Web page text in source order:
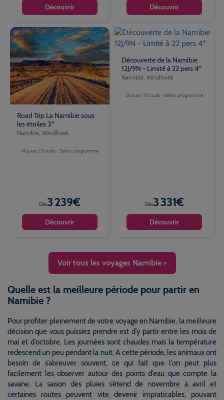
Découvrir Découvrir
Road Trip La Namibie sous
les étoiles 3*
Namibie, Windhoek
14 jours / 13 nuits - Selon programme
Dès3 239€
Découvrir
Découverte de la Namibie
12J/9N - Limité à 22 pers 4*
Namibie, Windhoek
12 jours / 10 nuits - Selon programme
Dès3 331€
Découvrir
Voir tous les voyages Namibie >
Quelle est la meilleure période pour partir en
Namibie ?
Pour profiter pleinement de votre voyage en Namibie, la meilleure
décision que vous puissiez prendre est d’y partir entre les mois de
mai et d’octobre. Les journées sont chaudes mais la température
redescend un peu pendant la nuit. A cette période, les animaux ont
besoin de s’abreuver souvent, ce qui fait que l’on peut plus
facilement les observer autour des points d’eau que compte la
savane. La saison des pluies s’étend de novembre à avril et
certaines routes peuvent vite devenir impraticables, pouvant